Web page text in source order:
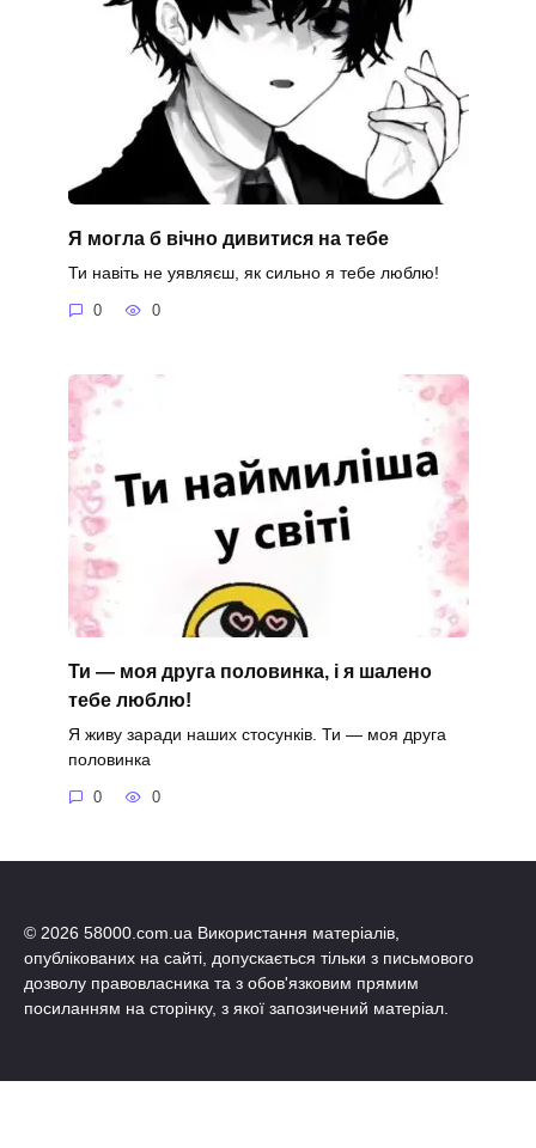
Я могла б вічно дивитися на тебе
Ти навіть не уявляєш, як сильно я тебе люблю!
0 0
Ти — моя друга половинка, і я шалено
тебе люблю!
Я живу заради наших стосунків. Ти — моя друга
половинка
0 0
© 2026 58000.com.ua Використання матеріалів,
опублікованих на сайті, допускається тільки з письмового
дозволу правовласника та з обов'язковим прямим
посиланням на сторінку, з якої запозичений матеріал.